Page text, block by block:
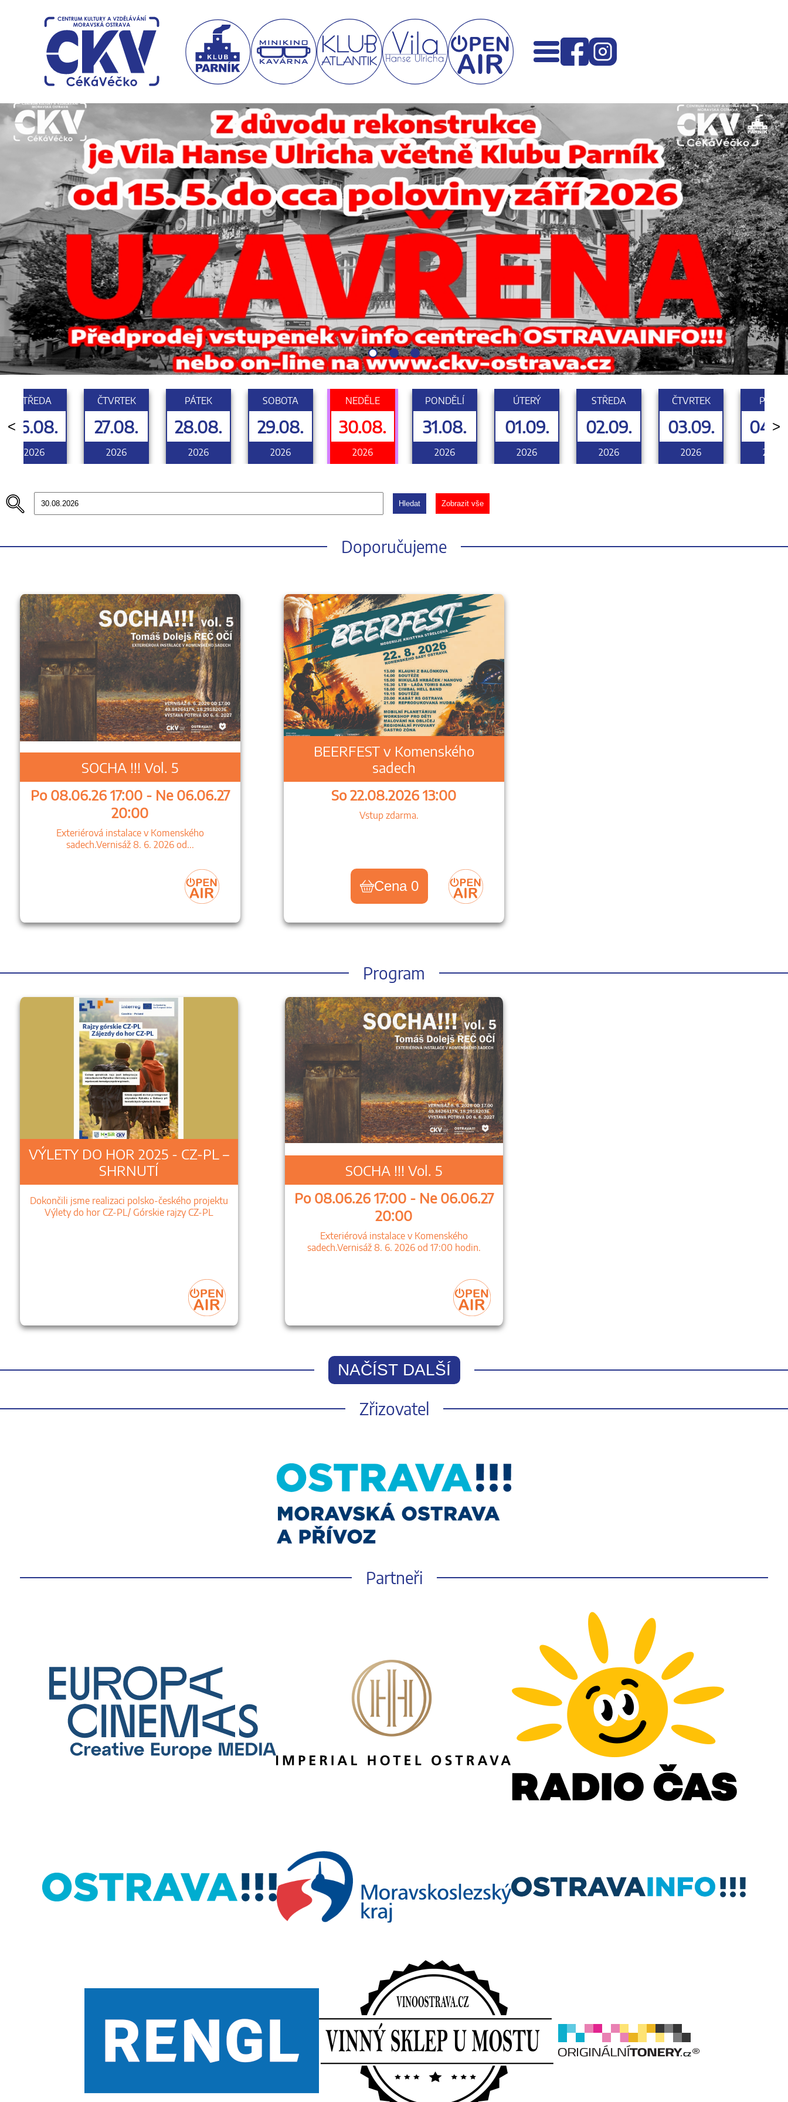
<
STŘEDA
26.08.
2026
ČTVRTEK
27.08.
2026
PÁTEK
28.08.
2026
SOBOTA
29.08.
2026
NEDĚLE
30.08.
2026
PONDĚLÍ
31.08.
2026
ÚTERÝ
01.09.
2026
STŘEDA
02.09.
2026
ČTVRTEK
03.09.
2026
PÁTEK
2026
>
Hledat Zobrazit vše
Doporučujeme
SOCHA !!! Vol. 5
Po 08.06.26 17:00 - Ne 06.06.27
20:00
Exteriérová instalace v Komenského
sadech.Vernisáž 8. 6. 2026 od...
BEERFEST v Komenského
sadech
So 22.08.2026 13:00
Vstup zdarma.
Cena 0
Program
VÝLETY DO HOR 2025 - CZ-PL –
SHRNUTÍ
Dokončili jsme realizaci polsko-českého projektu
Výlety do hor CZ-PL/ Górskie rajzy CZ-PL
SOCHA !!! Vol. 5
Po 08.06.26 17:00 - Ne 06.06.27
20:00
Exteriérová instalace v Komenského
sadech.Vernisáž 8. 6. 2026 od 17:00 hodin.
NAČÍST DALŠÍ
Zřizovatel
Partneři